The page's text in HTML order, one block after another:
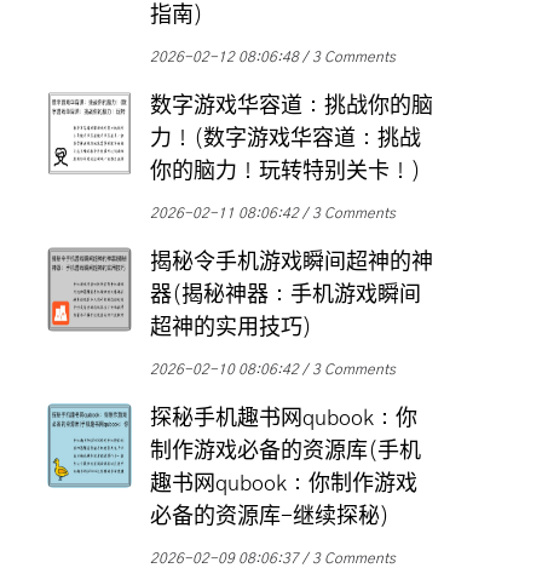
指南)
2026-02-12 08:06:48 3 Comments
数字游戏华容道：挑战你的脑
力！(数字游戏华容道：挑战
你的脑力！玩转特别关卡！)
2026-02-11 08:06:42 3 Comments
揭秘令手机游戏瞬间超神的神
器(揭秘神器：手机游戏瞬间
超神的实用技巧)
2026-02-10 08:06:42 3 Comments
探秘手机趣书网qubook：你
制作游戏必备的资源库(手机
趣书网qubook：你制作游戏
必备的资源库-继续探秘)
2026-02-09 08:06:37 3 Comments